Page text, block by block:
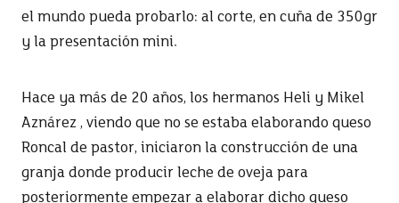
el mundo pueda probarlo: al corte, en cuña de 350gr
y la presentación mini.
Hace ya más de 20 años, los hermanos Heli y Mikel
Aznárez , viendo que no se estaba elaborando queso
Roncal de pastor, iniciaron la construcción de una
granja donde producir leche de oveja para
posteriormente empezar a elaborar dicho queso